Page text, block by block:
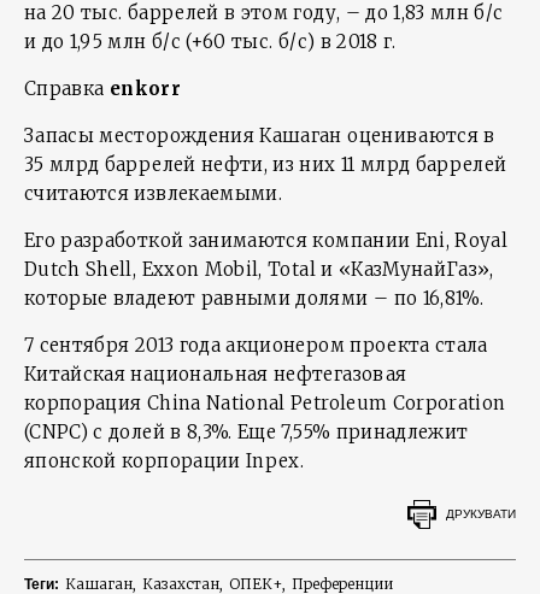
на 20 тыс. баррелей в этом году, – до 1,83 млн б/с
и до 1,95 млн б/с (+60 тыс. б/с) в 2018 г.
Справка enkorr
Запасы месторождения Кашаган оцениваются в
35 млрд баррелей нефти, из них 11 млрд баррелей
считаются извлекаемыми.
Его разработкой занимаются компании Eni, Royal
Dutch Shell, Exxon Mobil, Total и «КазМунайГаз»,
которые владеют равными долями – по 16,81%.
7 сентября 2013 года акционером проекта стала
Китайская национальная нефтегазовая
корпорация China National Petroleum Corporation
(CNPC) с долей в 8,3%. Еще 7,55% принадлежит
японской корпорации Inpex.
ДРУКУВАТИ
Теги: Кашаган Казахстан ОПЕК+ Преференции